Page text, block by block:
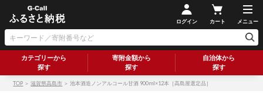
ログイン カート メニュー
カテゴリーから
探す
寄附金額から
探す
自治体から
探す
TOP ＞滋賀県高島市 ＞ 池本酒造ノンアルコール甘酒 900ml×12本［高島屋選定品］